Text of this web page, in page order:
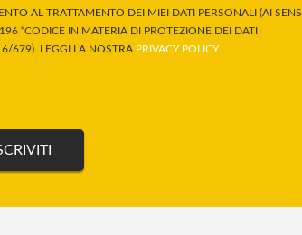
AL TRATTAMENTO DEI MIEI DATI PERSONALI (AI SENSI
“CODICE IN MATERIA DI PROTEZIONE DEI DATI
679). LEGGI LA NOSTRA PRIVACY POLICY.